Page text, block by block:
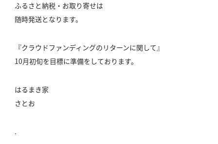
ふるさと納税・お取り寄せは
随時発送となります。
『クラウドファンディングのリターンに関して』
10月初旬を目標に準備をしております。
はるまき家
さとお
.